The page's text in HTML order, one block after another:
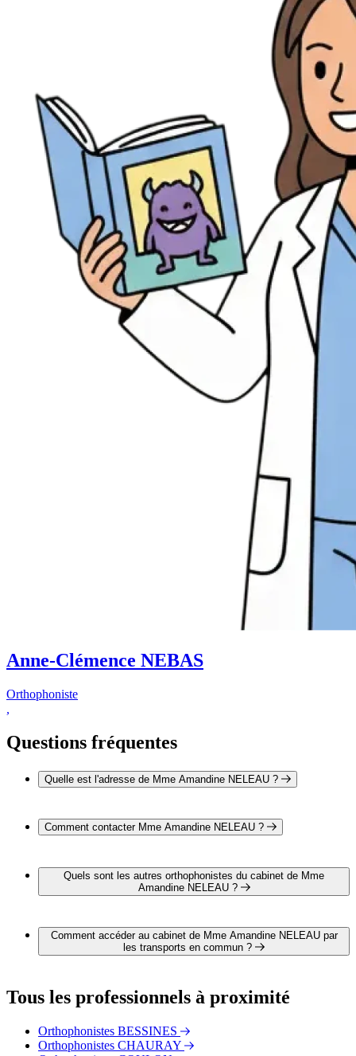
Anne-Clémence NEBAS
Orthophoniste
Questions fréquentes
Quelle est l'adresse de Mme Amandine NELEAU ?
Hilaire 79000 NIORT
Comment contacter Mme Amandine NELEAU ?
téléphone au 05 49 28 06 66.
Quels sont les autres orthophonistes du cabinet de Mme
Amandine NELEAU ?
Mme Amandine NELEAU :
Mme Claire DOUTRELIGNE-SCHWEITZER
Comment accéder au cabinet de Mme Amandine NELEAU par
les transports en commun ?
des arrêts suivants :
Bus - Quai D
Bus - Quai F
Tous les professionnels à proximité
Orthophonistes BESSINES
Orthophonistes CHAURAY